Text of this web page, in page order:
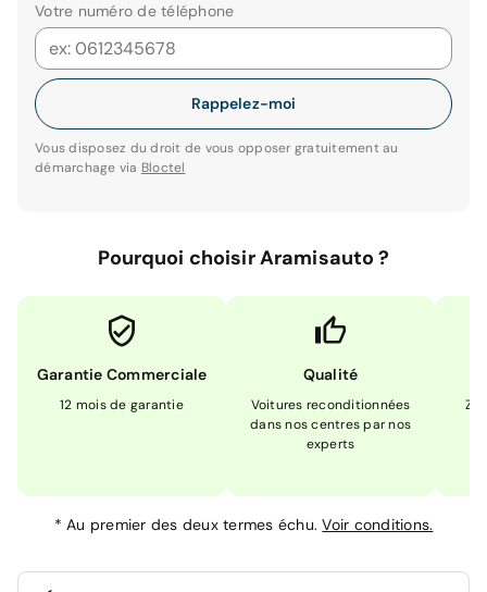
Votre numéro de téléphone
Rappelez-moi
Vous disposez du droit de vous opposer gratuitement au
démarchage via Bloctel
Pourquoi choisir Aramisauto ?
Garantie Commerciale
12 mois de garantie
Qualité
Voitures reconditionnées
dans nos centres par nos
experts
*Au premier des deux termes échu.Voir conditions.